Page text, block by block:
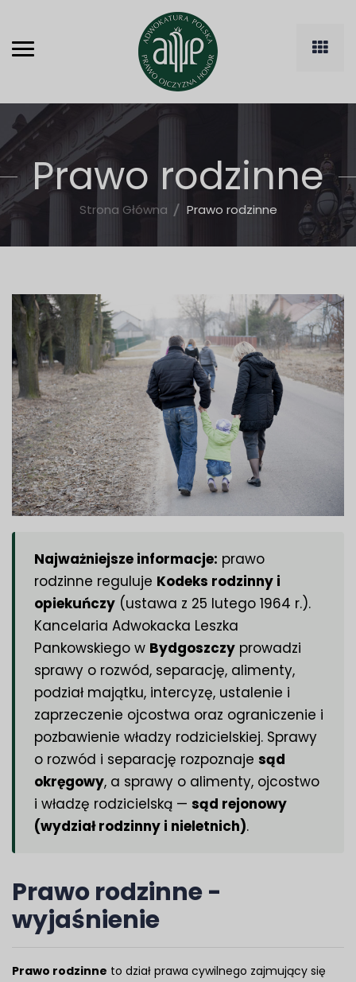
Prawo rodzinne
Strona Główna Prawo rodzinne
Najważniejsze informacje: prawo
rodzinne reguluje Kodeks rodzinny i
opiekuńczy (ustawa z 25 lutego 1964 r.).
Kancelaria Adwokacka Leszka
Pankowskiego w Bydgoszczy prowadzi
sprawy o rozwód, separację, alimenty,
podział majątku, intercyzę, ustalenie i
zaprzeczenie ojcostwa oraz ograniczenie i
pozbawienie władzy rodzicielskiej. Sprawy
o rozwód i separację rozpoznaje sąd
okręgowy, a sprawy o alimenty, ojcostwo
i władzę rodzicielską — sąd rejonowy
(wydział rodzinny i nieletnich).
Prawo rodzinne -
wyjaśnienie
Prawo rodzinne to dział prawa cywilnego zajmujący się